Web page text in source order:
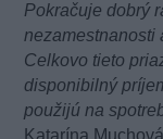
Pokračuje dobrý
nezamestnanosti
Celkovo tieto
disponibilný
použijú na
Katarína